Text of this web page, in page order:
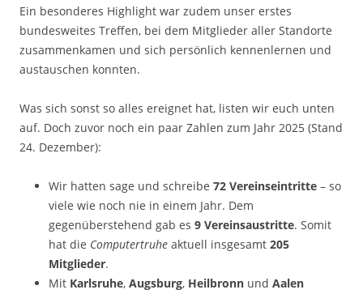
Ein besonderes Highlight war zudem unser erstes
bundesweites Treffen, bei dem Mitglieder aller Standorte
zusammenkamen und sich persönlich kennenlernen und
austauschen konnten.
Was sich sonst so alles ereignet hat, listen wir euch unten
auf. Doch zuvor noch ein paar Zahlen zum Jahr 2025 (Stand
24. Dezember):
Wir hatten sage und schreibe 72 Vereinseintritte – so
viele wie noch nie in einem Jahr. Dem
gegenüberstehend gab es 9 Vereinsaustritte. Somit
hat die Computertruhe aktuell insgesamt 205
Mitglieder.
Mit Karlsruhe, Augsburg, Heilbronn und Aalen